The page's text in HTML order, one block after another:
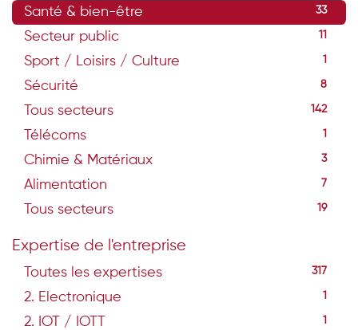
Santé & bien-être 33
Secteur public 11
Sport / Loisirs / Culture 1
Sécurité 8
Tous secteurs 142
Télécoms 1
Chimie & Matériaux 3
Alimentation 7
Tous secteurs 19
Expertise de l'entreprise
Toutes les expertises 317
2. Electronique 1
2. IOT / IOTT 1